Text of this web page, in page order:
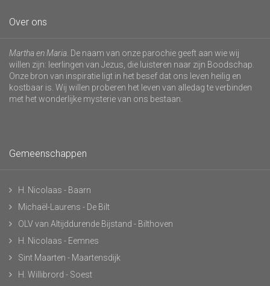
Over ons
Martha en Maria . De naam van onze parochie geeft aan wie wij
willen zijn: leerlingen van Jezus, die luisteren naar zijn Boodschap.
Onze bron van inspiratie ligt in het besef dat ons leven heilig en
kostbaar is. Wij willen proberen het leven van alledag te verbinden
met het wonderlijke mysterie van ons bestaan.
Gemeenschappen
H. Nicolaas - Baarn
Michaël-Laurens - De Bilt
OLV van Altijddurende Bijstand - Bilthoven
H. Nicolaas - Eemnes
Sint Maarten - Maartensdijk
H. Willibrord - Soest